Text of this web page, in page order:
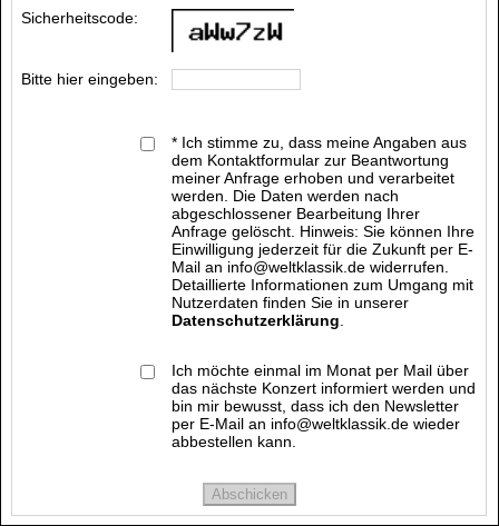
Sicherheitscode:
Bitte hier eingeben:
* Ich stimme zu, dass meine Angaben aus
dem Kontaktformular zur Beantwortung
meiner Anfrage erhoben und verarbeitet
werden. Die Daten werden nach
abgeschlossener Bearbeitung Ihrer
Anfrage gelöscht. Hinweis: Sie können Ihre
Einwilligung jederzeit für die Zukunft per E-
Mail an info@weltklassik.de widerrufen.
Detaillierte Informationen zum Umgang mit
Nutzerdaten finden Sie in unserer
Datenschutzerklärung
Ich möchte einmal im Monat per Mail über
das nächste Konzert informiert werden und
bin mir bewusst, dass ich den Newsletter
per E-Mail an info@weltklassik.de wieder
abbestellen kann.